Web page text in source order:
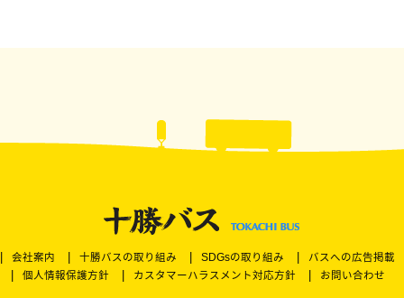
会社案内 十勝バスの取り組み SDGsの取り組み
バスへの広告掲載
個人情報保護方針
カスタマーハラスメント対応方針 お問い合わせ